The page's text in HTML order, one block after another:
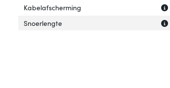
Kabelafscherming
Snoerlengte